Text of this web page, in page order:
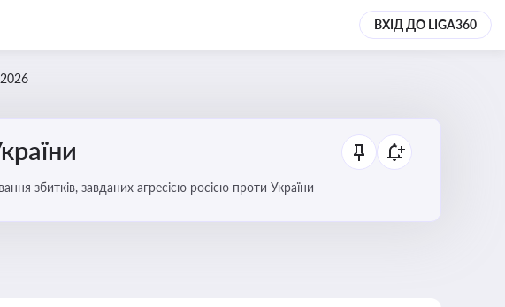
ВХІД ДО LIGA360
збитків, завданих агресією росією проти України